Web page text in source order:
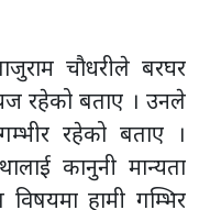
चौधरीले बरघर
रहेको बताए । उनले
रहेको बताए ।
कानुनी मान्यता
हामी गम्भिर